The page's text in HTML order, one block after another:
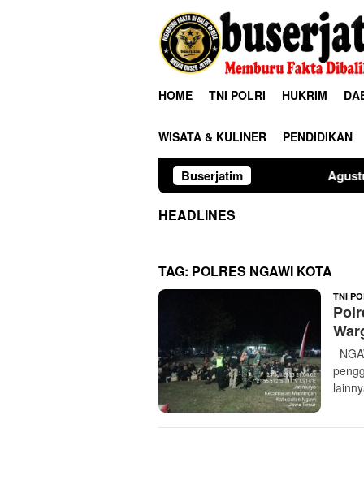
HOME TNI POLRI HUKRIM
WISATA & KULINER PENDIDIKAN
BuserjatimAgustus Kelabu:
HEADLINES
TAG: POLRES NGAWI KOTA
TNI